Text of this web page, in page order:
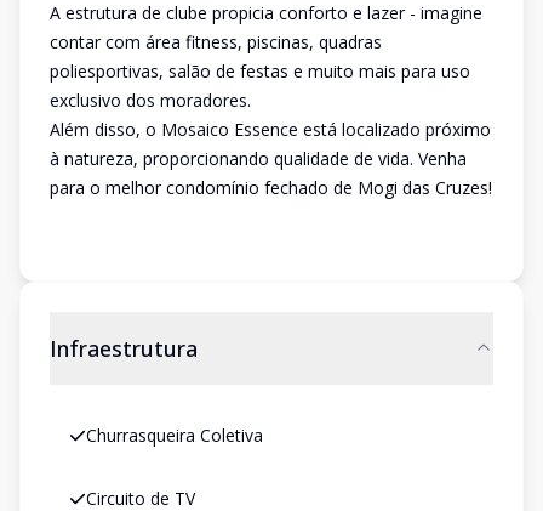
A estrutura de clube propicia conforto e lazer - imagine
contar com área fitness, piscinas, quadras
poliesportivas, salão de festas e muito mais para uso
exclusivo dos moradores.
Além disso, o Mosaico Essence está localizado próximo
à natureza, proporcionando qualidade de vida. Venha
para o melhor condomínio fechado de Mogi das Cruzes!
Infraestrutura
Churrasqueira Coletiva
Circuito de TV